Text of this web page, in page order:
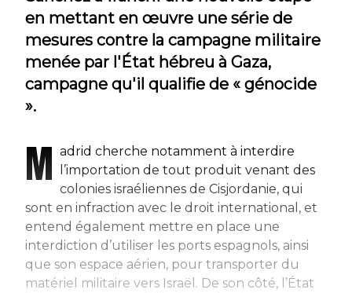
en mettant en œuvre une série de
mesures contre la campagne militaire
menée par l'État hébreu à Gaza,
campagne qu'il qualifie de « génocide
».
M adrid cherche notamment à interdire
l’importation de tout produit venant des
colonies israéliennes de Cisjordanie, qui
sont en infraction avec le droit international, et
entend également mettre en place une
interdiction d’utiliser les ports espagnols, ainsi
que son espace aérien, pour transporter du
matériel militaire vers Israël. De son côté, l’État